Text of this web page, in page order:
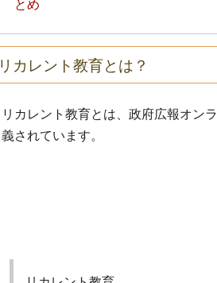
とめ
リカレント教育とは？
リカレント教育とは、政府広報オン
義されています。